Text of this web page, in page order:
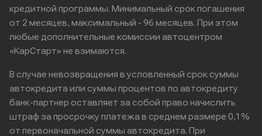
кредитной программы. Минимальный срок погашения
от 2 месяцев, максимальный - 96 месяцев. При этом
любые дополнительные комиссии автоцентром
«КарСтарт» не взимаются.
В случае невозвращения в условленный срок суммы
автокредита или суммы процентов по автокредиту
банк-партнер оставляет за собой право начислить
штраф за просрочку платежа в среднем размере 0,1%
от первоначальной суммы автокредита. При